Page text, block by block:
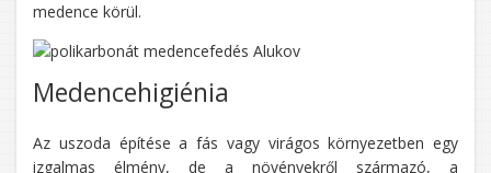
medence körül.
Medencehigiénia
Az uszoda építése a fás vagy virágos környezetben egy
izgalmas élmény, de a növényekről származó, a